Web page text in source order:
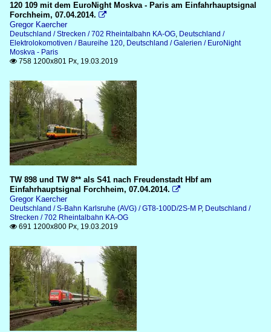
Baureihe 155
Baureihe 181.2
Baureihe 185 (DB)
Baureihe 185.5 (Private)
Galerien
Blockstelle Basheide
EuroNight Moskva - Paris
Werbelokomotiven
ICE
Baureihe 401
Baureihe 403
S-Bahn Karlsruhe (AVG)
GT8-100C/2S
GT8-100C/2S DB
GT8-100D/2S-M
GT8-100D/2S-M P
2015
120 109 mit dem EuroNight Moskva - Paris am Einfahrhauptsignal
Forchheim, 07.04.2014. 
Gregor Kaercher
Deutschland / Strecken / 702 Rheintalbahn KA-OG, Deutschland /
Elektrolokomotiven / Baureihe 120, Deutschland / Galerien / EuroNight
Moskva - Paris
 758 1200x801 Px, 19.03.2019
TW 898 und TW 8** als S41 nach Freudenstadt Hbf am
Einfahrhauptsignal Forchheim, 07.04.2014. 
Gregor Kaercher
Deutschland / S-Bahn Karlsruhe (AVG) / GT8-100D/2S-M P, Deutschland /
Strecken / 702 Rheintalbahn KA-OG
 691 1200x800 Px, 19.03.2019